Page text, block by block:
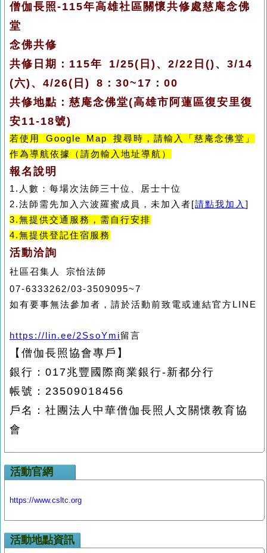
僧伽長照-115年高雄社區關懷共修處慈庵念佛
堂
念佛共修
共修日期：115年 1/25( 日 )、2/22 日 ()、3/14
(六)、4/26(日) 8：30~17：00
共修地點：慈庵念佛堂(高雄市阿蓮區復安里復
安11-18號)
若使用 Google Map 搜尋時，請輸入「慈庵念佛堂」
作為導航依據（請勿輸入地址導航）
報名說明
1. 人數：每場次法師三十位 、居士十位
2.法師需先加入六波羅蜜成員，未加入者 [請點我加入 ]
3.無提供交通服務，需自行安排
4.無提供登記住宿服務
活動洽詢
社區召集人 宗怡法師
07-6333262/03-3509095~7
如有要事無法參加者，請於活動前致電或連結官方 LINE
https://lin.ee/2SsoYmi留言
【僧伽長照協會專戶】
銀行：017兆豐國際商業銀行-新都分行
帳號：23509018456
戶名：社團法人中華僧伽長照人文關懷教育協
會
活動官網
https://www.csltc.org
活動地點資訊